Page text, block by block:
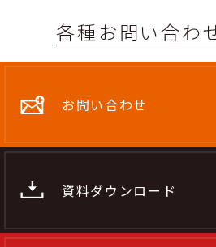
各種お問い合わ
お問い合わせ
資料ダウンロード